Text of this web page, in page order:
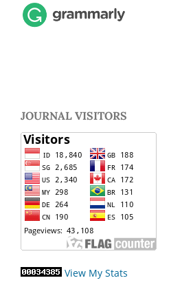
JOURNAL VISITORS
View My Stats